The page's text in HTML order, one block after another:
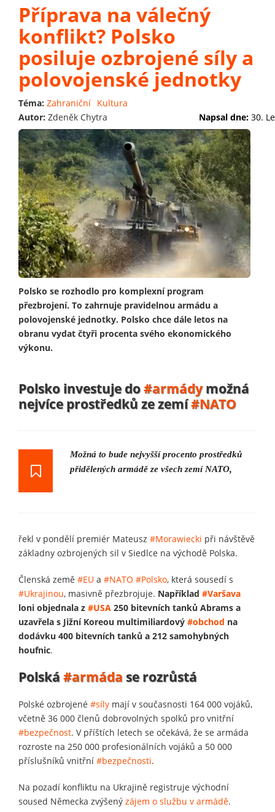
Příprava na válečný
konflikt? Polsko
posiluje ozbrojené síly a
polovojenské jednotky
Téma: Zahraniční Kultura
Autor: Zdeněk Chytra Napsal dne: 30.
Polsko se rozhodlo pro komplexní program
přezbrojení. To zahrnuje pravidelnou armádu a
polovojenské jednotky. Polsko chce dále letos na
obranu vydat čtyři procenta svého ekonomického
výkonu.
Polsko investuje do#armádymožná
nejvíce prostředků ze zemí#NATO
Možná to bude nejvyšší procento prostředků
přidělených armádě ze všech zemí NATO,
řekl v pondělí premiér Mateusz #Morawiecki při návštěvě
základny ozbrojených sil v Siedlce na východě Polska.
Členská země #EU a #NATO #Polsko, která sousedí s
#Ukrajinou, masivně přezbrojuje. Například #Varšava
loni objednala z #USA 250 bitevních tanků Abrams a
uzavřela s Jižní Koreou multimiliardový #obchod na
dodávku 400 bitevních tanků a 212 samohybných
houfnic.
Polská#armáda se rozrůstá
Polské ozbrojené #síly mají v současnosti 164 000 vojáků,
včetně 36 000 členů dobrovolných spolků pro vnitřní
#bezpečnost. V příštích letech se očekává, že se armáda
rozroste na 250 000 profesionálních vojáků a 50 000
příslušníků vnitřní #bezpečnosti.
Na pozadí konfliktu na Ukrajině registruje východní
soused Německa zvýšený zájem o službu v armádě.